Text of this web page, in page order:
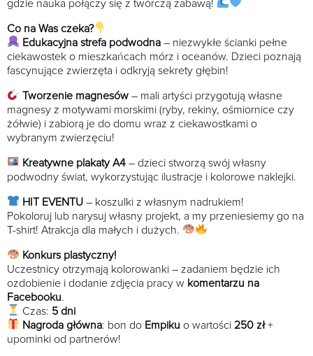
gdzie nauka połączy się z twórczą zabawą!
Co na Was czeka?
Edukacyjna strefa podwodna – niezwykłe ścianki pełne
ciekawostek o mieszkańcach mórz i oceanów. Dzieci poznają
fascynujące zwierzęta i odkryją sekrety głębin!
Tworzenie magnesów – mali artyści przygotują własne
magnesy z motywami morskimi (ryby, rekiny, ośmiornice czy
żółwie) i zabiorą je do domu wraz z ciekawostkami o
wybranym zwierzęciu!
Kreatywne plakaty A4 – dzieci stworzą swój własny
podwodny świat, wykorzystując ilustracje i kolorowe naklejki.
HIT EVENTU – koszulki z własnym nadrukiem!
Pokoloruj lub narysuj własny projekt, a my przeniesiemy go na
T-shirt! Atrakcja dla małych i dużych.
Konkurs plastyczny!
Uczestnicy otrzymają kolorowanki – zadaniem będzie ich
ozdobienie i dodanie zdjęcia pracy w komentarzu na
Facebooku.
Czas: 5 dni
Nagroda główna: bon do Empiku o wartości250 zł+
upominki od partnerów!